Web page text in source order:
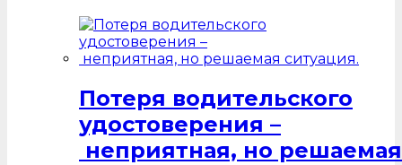
Потеря водительского
удостоверения –
неприятная, но